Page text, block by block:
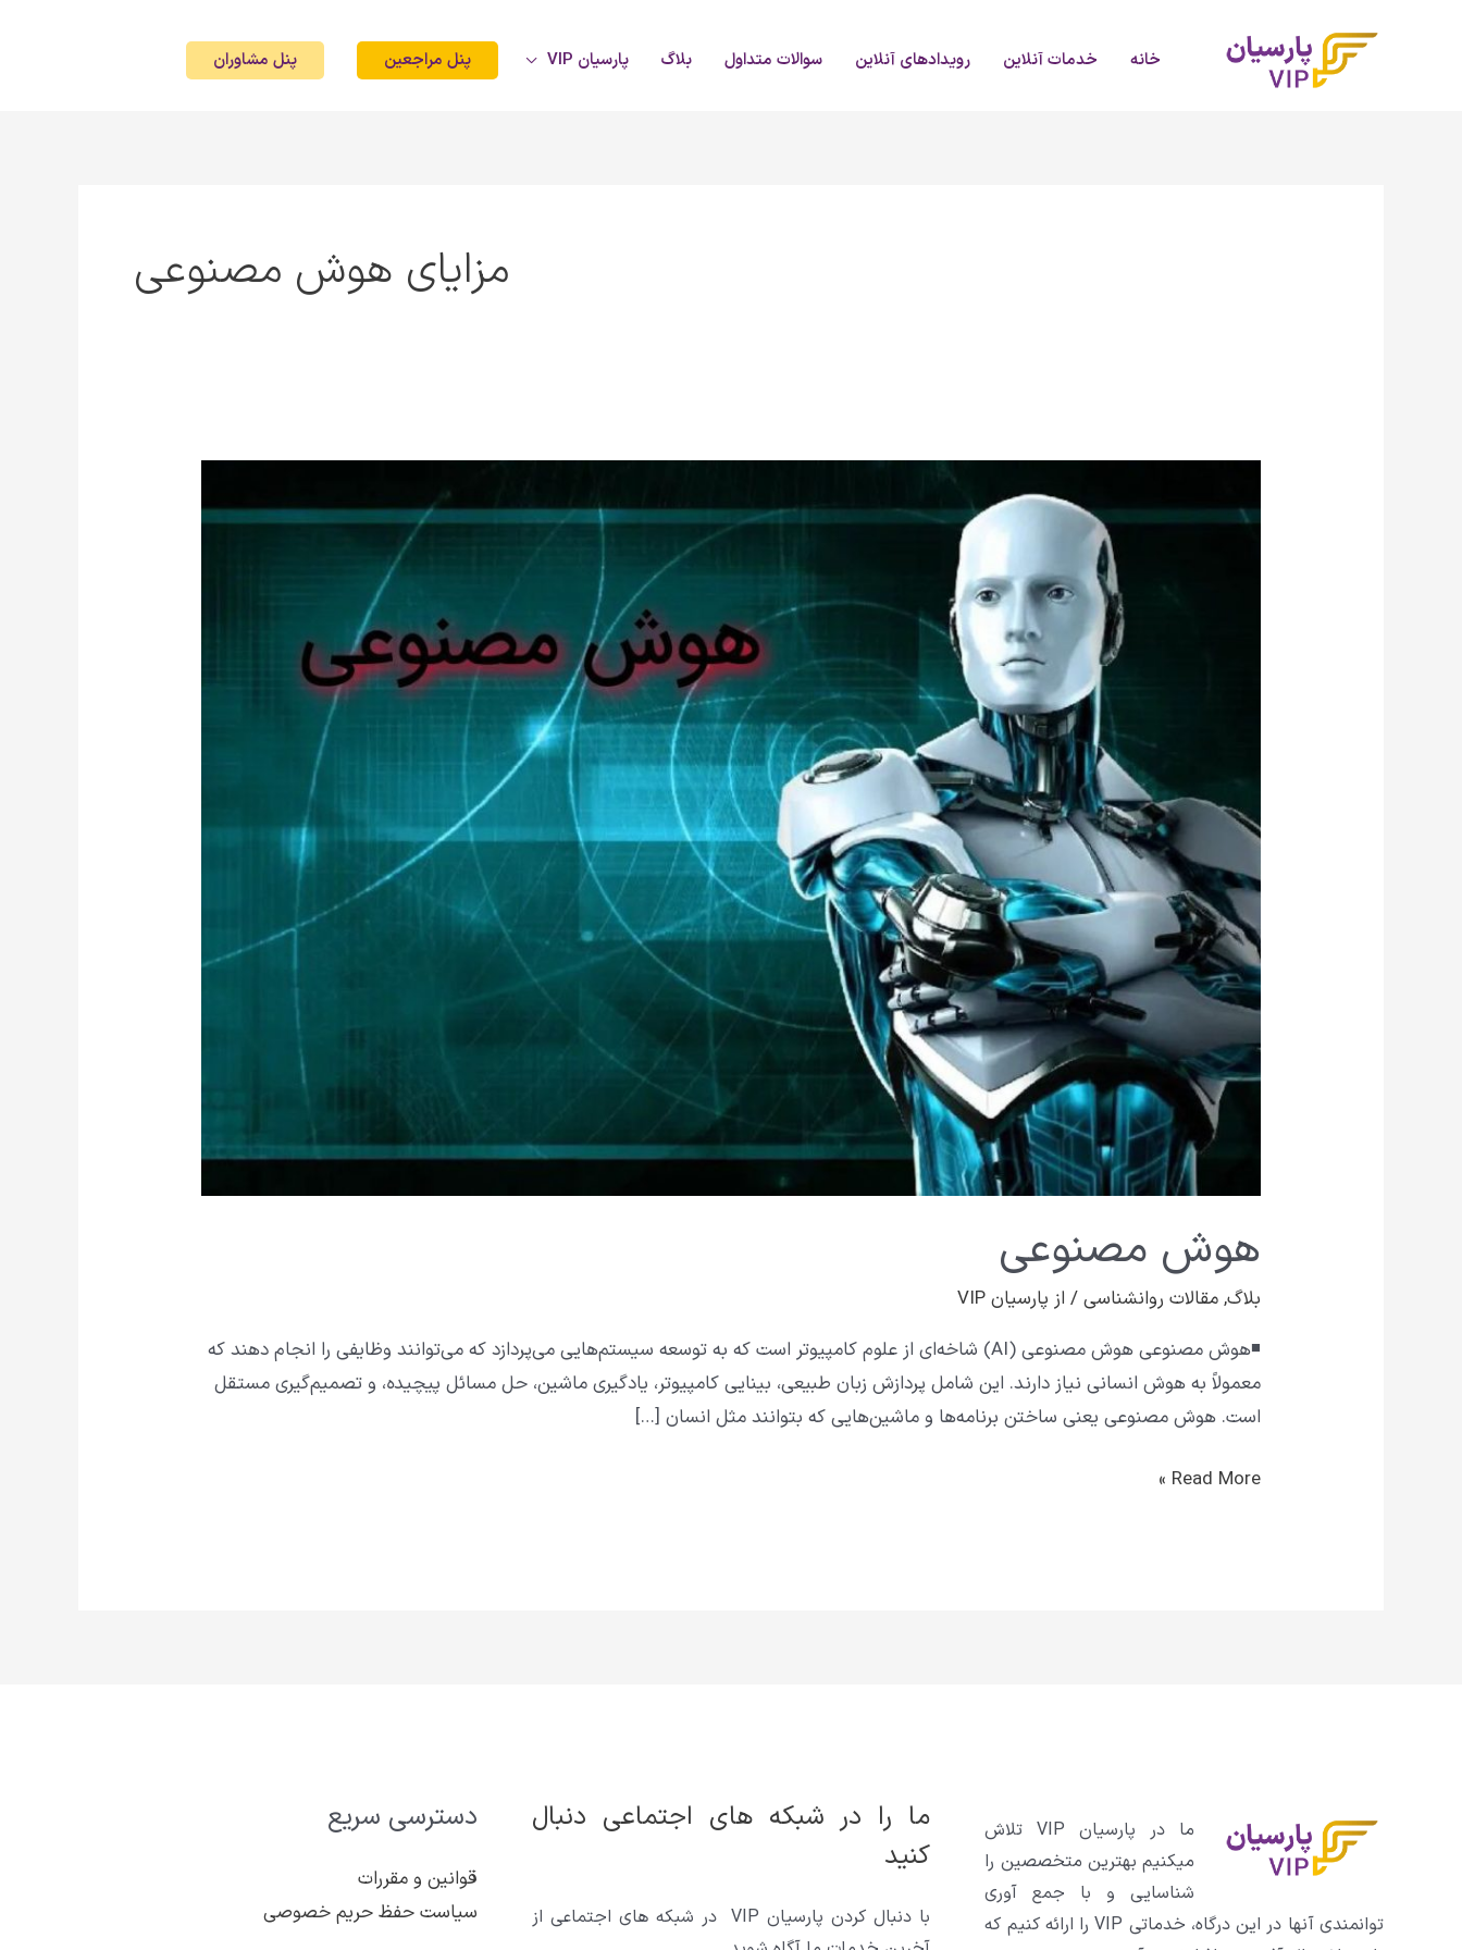
خانه خدمات آنلاین رویدادهای آنلاین سوالات متداول بلاگ پارسیان VIP پنل مراجعین پنل مشاوران
مزایای هوش مصنوعی
هوش مصنوعی
بلاگ,مقالات روانشناسی/ از پارسیان VIP
◾هوش مصنوعی هوش مصنوعی (AI) شاخه‌ای از علوم کامپیوتر است که به توسعه سیستم‌هایی می‌پردازد که می‌توانند وظایفی را انجام دهند که
معمولاً به هوش انسانی نیاز دارند. این شامل پردازش زبان طبیعی، بینایی کامپیوتر، یادگیری ماشین، حل مسائل پیچیده، و تصمیم‌گیری مستقل
است. هوش مصنوعی یعنی ساختن برنامه‌ها و ماشین‌هایی که بتوانند مثل انسان […]
مصنوعی
Read More »
ما در پارسیان VIP تلاش
میکنیم بهترین متخصصین را
شناسایی و با جمع آوری
توانمندی آنها در این درگاه، خدماتی VIP را ارائه کنیم که
ما را در شبکه های اجتماعی دنبال
کنید
با دنبال کردن پارسیان VIP در شبکه های اجتماعی از
دسترسی سریع
قوانین و مقررات
سیاست حفظ حریم خصوصی